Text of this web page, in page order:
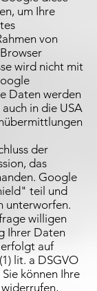
um Ihre
von
wird nicht mit
Daten werden
in die USA
der
das
Google
teil und
unterworfen.
willigen
Ihrer Daten
auf
lit. a DSGVO
können Ihre